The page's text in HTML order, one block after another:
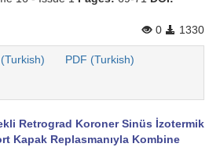
0
1330
PDF (Turkish)
Retrograd Koroner Sinüs İzotermik
Kapak Replasmanıyla Kombine